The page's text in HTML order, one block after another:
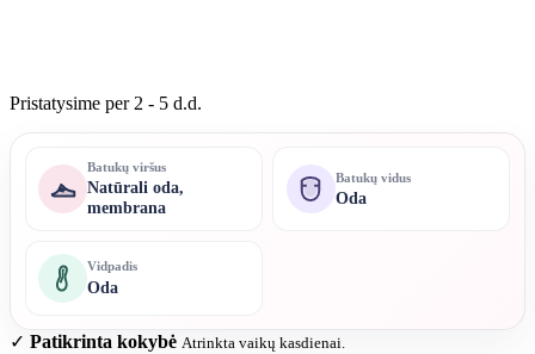
Pristatysime per 2 - 5 d.d.
Batukų viršus
Natūrali oda,
membrana
Batukų vidus
Oda
Vidpadis
Oda
✓ Patikrinta kokybė Atrinkta vaikų kasdienai.